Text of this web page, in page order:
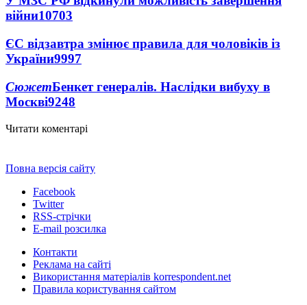
війни10703
ЄС відзавтра змінює правила для чоловіків із
України9997
СюжетБенкет генералів. Наслідки вибуху в
Москві9248
Читати коментарі
Повна версія сайту
Facebook
Twitter
RSS-стрічки
E-mail розсилка
Контакти
Реклама на сайті
Використання матеріалів korrespondent.net
Правила користування сайтом